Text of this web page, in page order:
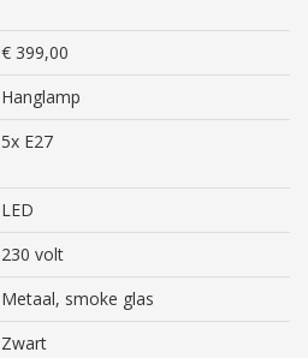
€ 399,00
Hanglamp
5x E27
LED
230 volt
Metaal, smoke glas
Zwart